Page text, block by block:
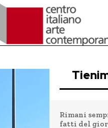
Rimani
fatti del